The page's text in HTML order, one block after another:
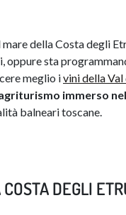
della Costa degli
sta
meglio ivini della
immerso
balneari toscane.
DEGLI